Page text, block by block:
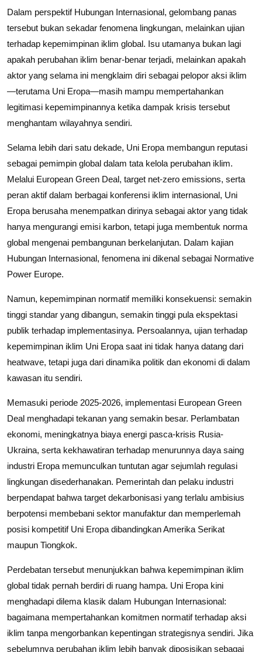
Dalam perspektif Hubungan Internasional, gelombang panas
tersebut bukan sekadar fenomena lingkungan, melainkan ujian
terhadap kepemimpinan iklim global. Isu utamanya bukan lagi
apakah perubahan iklim benar-benar terjadi, melainkan apakah
aktor yang selama ini mengklaim diri sebagai pelopor aksi iklim
—terutama Uni Eropa—masih mampu mempertahankan
legitimasi kepemimpinannya ketika dampak krisis tersebut
menghantam wilayahnya sendiri.
Selama lebih dari satu dekade, Uni Eropa membangun reputasi
sebagai pemimpin global dalam tata kelola perubahan iklim.
Melalui European Green Deal, target net-zero emissions, serta
peran aktif dalam berbagai konferensi iklim internasional, Uni
Eropa berusaha menempatkan dirinya sebagai aktor yang tidak
hanya mengurangi emisi karbon, tetapi juga membentuk norma
global mengenai pembangunan berkelanjutan. Dalam kajian
Hubungan Internasional, fenomena ini dikenal sebagai Normative
Power Europe.
Namun, kepemimpinan normatif memiliki konsekuensi: semakin
tinggi standar yang dibangun, semakin tinggi pula ekspektasi
publik terhadap implementasinya. Persoalannya, ujian terhadap
kepemimpinan iklim Uni Eropa saat ini tidak hanya datang dari
heatwave, tetapi juga dari dinamika politik dan ekonomi di dalam
kawasan itu sendiri.
Memasuki periode 2025-2026, implementasi European Green
Deal menghadapi tekanan yang semakin besar. Perlambatan
ekonomi, meningkatnya biaya energi pasca-krisis Rusia-
Ukraina, serta kekhawatiran terhadap menurunnya daya saing
industri Eropa memunculkan tuntutan agar sejumlah regulasi
lingkungan disederhanakan. Pemerintah dan pelaku industri
berpendapat bahwa target dekarbonisasi yang terlalu ambisius
berpotensi membebani sektor manufaktur dan memperlemah
posisi kompetitif Uni Eropa dibandingkan Amerika Serikat
maupun Tiongkok.
Perdebatan tersebut menunjukkan bahwa kepemimpinan iklim
global tidak pernah berdiri di ruang hampa. Uni Eropa kini
menghadapi dilema klasik dalam Hubungan Internasional:
bagaimana mempertahankan komitmen normatif terhadap aksi
iklim tanpa mengorbankan kepentingan strategisnya sendiri. Jika
sebelumnya perubahan iklim lebih banyak diposisikan sebagai